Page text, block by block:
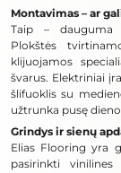
Montavimas – ar
Taip – dauguma
Plokštės
klijuojamos
švarus. Elektriniai
šlifuoklis su
užtrunka pusę
Grindys ir sienų
Elias Flooring yra
pasirinkti